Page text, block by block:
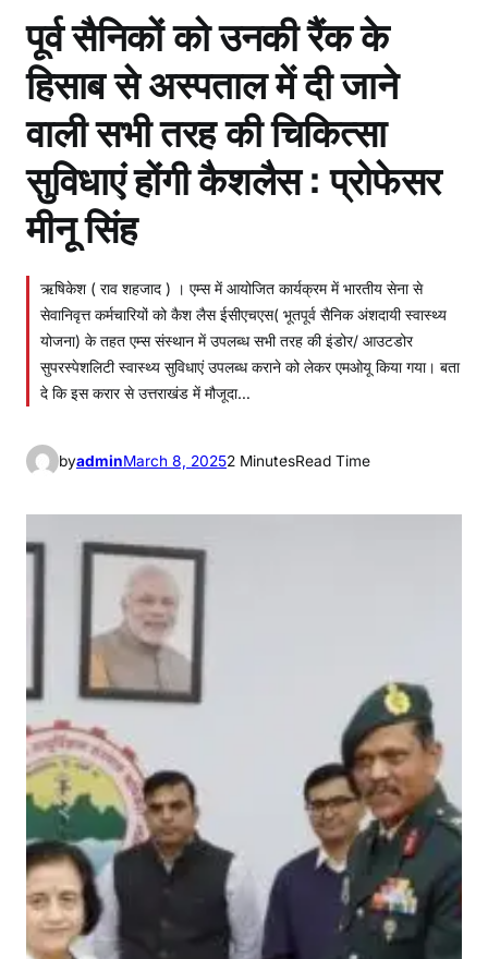
पूर्व सैनिकों को उनकी रैंक के
हिसाब से अस्पताल में दी जाने
वाली सभी तरह की चिकित्सा
सुविधाएं होंगी कैशलैस : प्रोफेसर
मीनू सिंह
ऋषिकेश ( राव शहजाद ) । एम्स में आयोजित कार्यक्रम में भारतीय सेना से
सेवानिवृत्त कर्मचारियों को कैश लैस ईसीएचएस( भूतपूर्व सैनिक अंशदायी स्वास्थ्य
योजना) के तहत एम्स संस्थान में उपलब्ध सभी तरह की इंडोर/ आउटडोर
सुपरस्पेशलिटी स्वास्थ्य सुविधाएं उपलब्ध कराने को लेकर एमओयू किया गया। बता
दे कि इस करार से उत्तराखंड में मौजूदा…
byadminMarch 8, 20252 MinutesRead Time